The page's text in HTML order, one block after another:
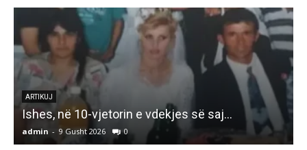
ARTIKUJ
Ishes, në 10-vjetorin e vdekjes së saj…
admin - 9 Gusht 2026 0